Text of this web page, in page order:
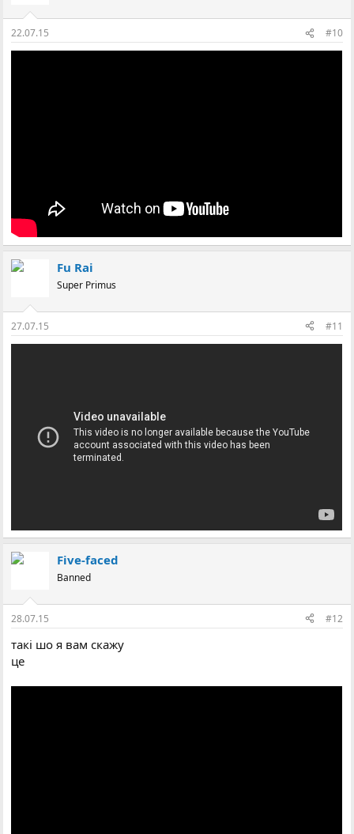
22.07.15 #10
Fu Rai
Super Primus
27.07.15 #11
Five-faced
Banned
28.07.15 #12
такі шо я вам скажу
це